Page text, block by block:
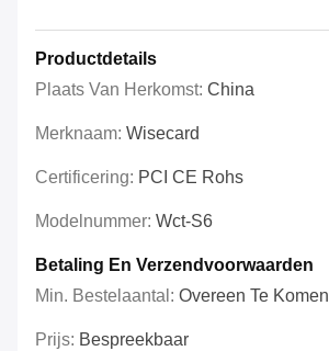
Productdetails
Plaats Van Herkomst: China
Merknaam: Wisecard
Certificering: PCI CE Rohs
Modelnummer: Wct-S6
Betaling En Verzendvoorwaarden
Min. Bestelaantal: Overeen Te Komen
Prijs: Bespreekbaar